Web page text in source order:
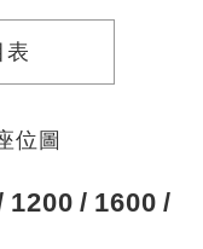
表
位圖
1200
1600